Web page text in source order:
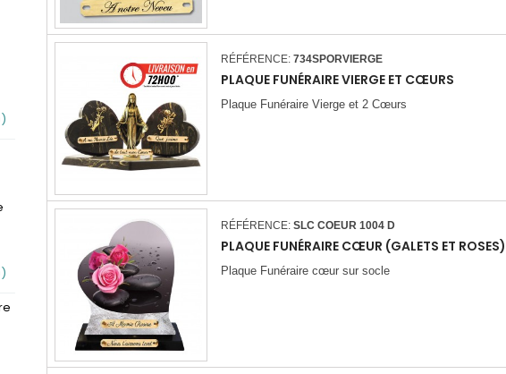
)
)
RÉFÉRENCE: 734SPORVIERGE
PLAQUE FUNÉRAIRE VIERGE ET CŒURS
Plaque Funéraire Vierge et 2 Cœurs
RÉFÉRENCE: SLC COEUR 1004 D
PLAQUE FUNÉRAIRE CŒUR (GALETS ET ROSES)
Plaque Funéraire cœur sur socle